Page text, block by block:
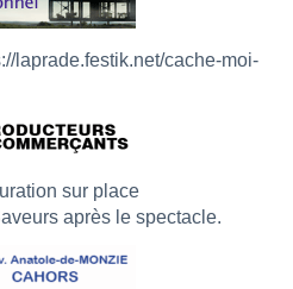
laprade.festik.net/cache-moi-
sur place
après le spectacle.